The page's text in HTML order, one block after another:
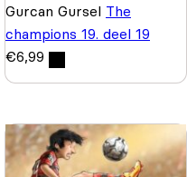
Gurcan Gursel The
champions 19. deel 19
€6,99